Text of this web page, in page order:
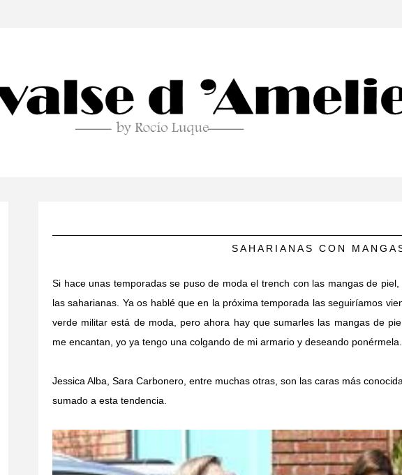
SAHARIANAS CON
Si hace unas temporadas se puso de moda el trench con las mangas de
las saharianas. Ya os hablé que en la próxima temporada las seguiríamos
verde militar está de moda, pero ahora hay que sumarles las mangas de
me encantan, yo ya tengo una colgando de mi armario y deseando ponérmela.
Jessica Alba, Sara Carbonero, entre muchas otras, son las caras más
sumado a esta tendencia.